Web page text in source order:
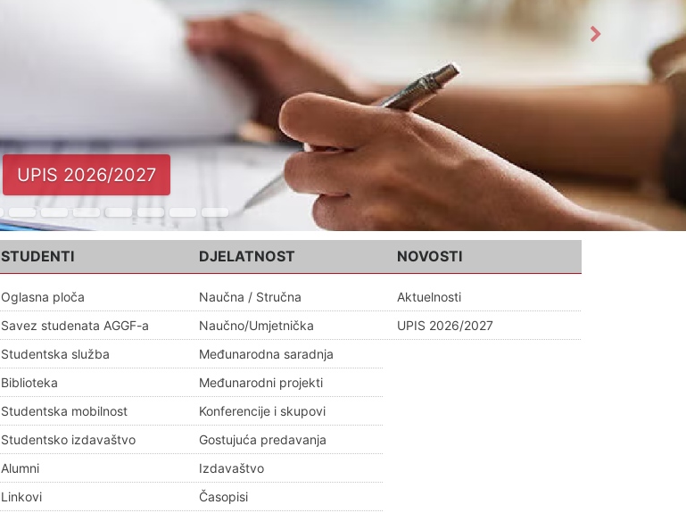
UPIS 2026/2027
&rsaquo;
STUDENTI
Oglasna ploča
Savez studenata AGGF-a
Studentska služba
Biblioteka
Studentska mobilnost
Studentsko izdavaštvo
Alumni
Linkovi
DJELATNOST
Naučna / Stručna
Naučno/Umjetnička
Međunarodna saradnja
Međunarodni projekti
Konferencije i skupovi
Gostujuća predavanja
Izdavaštvo
Časopisi
NOVOSTI
Aktuelnosti
UPIS 2026/2027